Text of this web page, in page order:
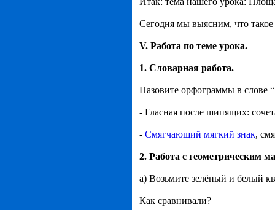
Сегодня мы выясним, что
V. Работа по теме урока.
1. Словарная работа.
Назовите орфограммы в слове
- Гласная после шипящих:
- Смягчающий мягкий знак,
2. Работа с геометрическим
а) Возьмите зелёный и белый
Как сравнивали?